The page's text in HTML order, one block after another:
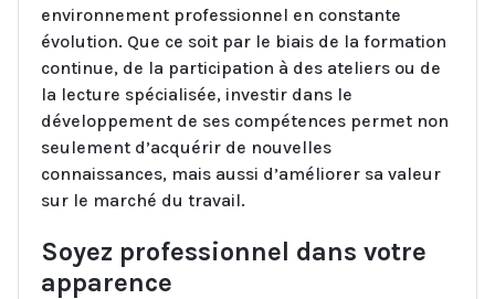
environnement professionnel en constante
évolution. Que ce soit par le biais de la formation
continue, de la participation à des ateliers ou de
la lecture spécialisée, investir dans le
développement de ses compétences permet non
seulement d’acquérir de nouvelles
connaissances, mais aussi d’améliorer sa valeur
sur le marché du travail.
Soyez professionnel dans votre
apparence